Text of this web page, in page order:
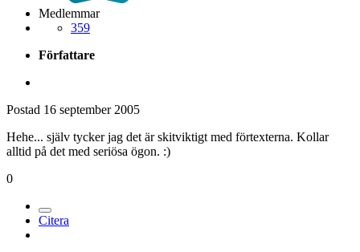
Medlemmar
359
Författare
Postad 16 september 2005
Hehe... själv tycker jag det är skitviktigt med förtexterna. Kollar
alltid på det med seriösa ögon. :)
0
Citera